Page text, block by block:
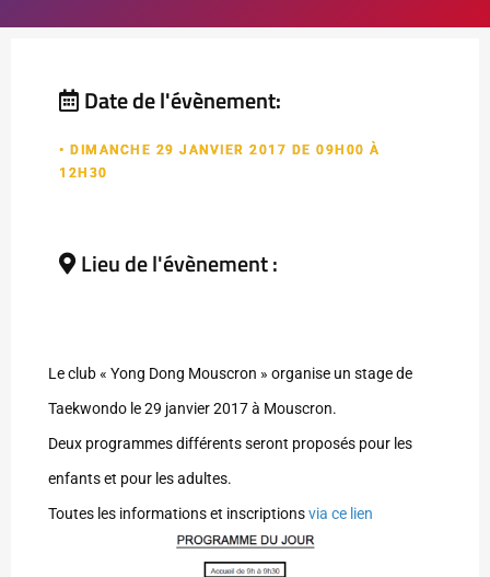
Date de l'évènement:
• DIMANCHE 29 JANVIER 2017 DE 09H00 À
12H30
Lieu de l'évènement :
Le club « Yong Dong Mouscron » organise un stage de
Taekwondo le 29 janvier 2017 à Mouscron.
Deux programmes différents seront proposés pour les
enfants et pour les adultes.
Toutes les informations et inscriptionsvia ce lien